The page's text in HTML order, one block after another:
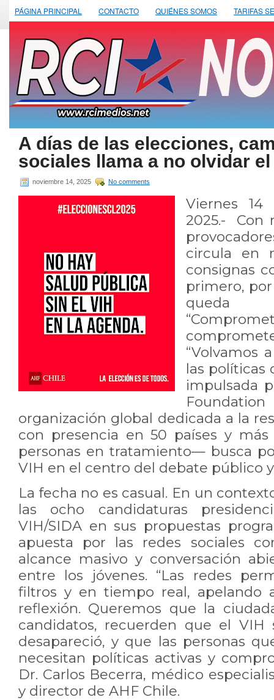
PÁGINA PRINCIPAL CONTACTO QUIÉNES SOMOS TARIFAS
A días de las elecciones,
sociales llama a no olvidar el
noviembre 14, 2025 No comments
Viernes
2025.- Con
circula en
consignas
primero,
queda
“Volvamos
las políticas
impulsada
organización global dedicada a la
con presencia en 50 países y
personas en tratamiento— busca
VIH en el centro del debate público
La fecha no es casual. En un
las ocho candidaturas
VIH/SIDA en sus propuestas
apuesta por las redes sociales
alcance masivo y conversación
entre los jóvenes. “Las redes
filtros y en tiempo real, apelando
reflexión. Queremos que la
candidatos, recuerden que el
desapareció, y que las personas
necesitan políticas activas y
Dr. Carlos Becerra, médico
y director de AHF Chile.